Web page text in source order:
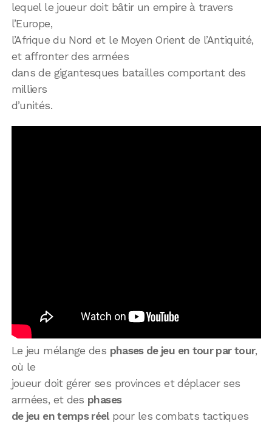
lequel le joueur doit bâtir un empire à travers
l’Europe,
l’Afrique du Nord et le Moyen Orient de l’Antiquité,
et affronter des armées
dans de gigantesques batailles comportant des
milliers
d’unités.
Le jeu mélange des phases de jeu en tour par tour,
où le
joueur doit gérer ses provinces et déplacer ses
armées, et des phases
de jeu en temps réelpour les combats tactiques